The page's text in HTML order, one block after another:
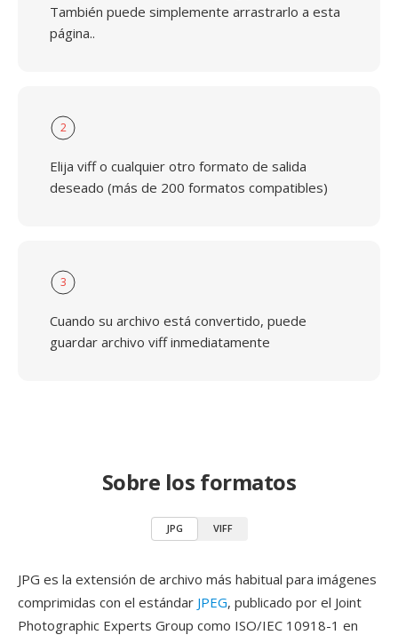
También puede simplemente arrastrarlo a esta
página..
2
Elija viff o cualquier otro formato de salida
deseado (más de 200 formatos compatibles)
3
Cuando su archivo está convertido, puede
guardar archivo viff inmediatamente
Sobre los formatos
JPG VIFF
JPG es la extensión de archivo más habitual para imágenes
comprimidas con el estándar JPEG, publicado por el Joint
Photographic Experts Group como ISO/IEC 10918-1 en